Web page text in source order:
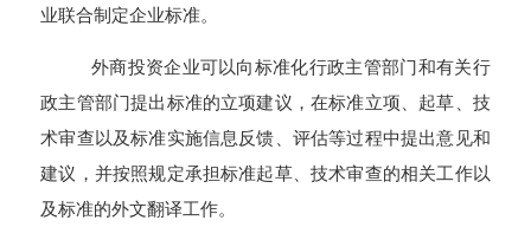
业联合制定企业标准。
外商投资企业可以向标准化行政主管部门和有关行
政主管部门提出标准的立项建议，在标准立项、起草、技
术审查以及标准实施信息反馈、评估等过程中提出意见和
建议，并按照规定承担标准起草、技术审查的相关工作以
及标准的外文翻译工作。